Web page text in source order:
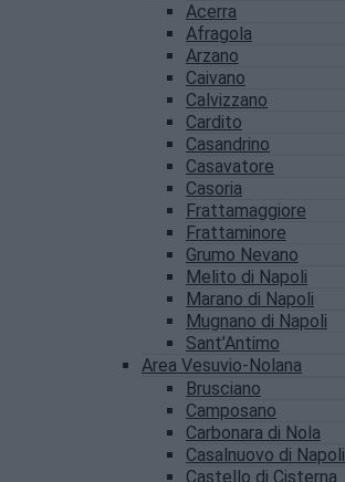
Acerra
Afragola
Arzano
Caivano
Calvizzano
Cardito
Casandrino
Casavatore
Casoria
Frattamaggiore
Frattaminore
Grumo Nevano
Melito di Napoli
Marano di Napoli
Mugnano di Napoli
Sant’Antimo
Area Vesuvio-Nolana
Brusciano
Camposano
Carbonara di Nola
Casalnuovo di Napoli
Castello di Cisterna